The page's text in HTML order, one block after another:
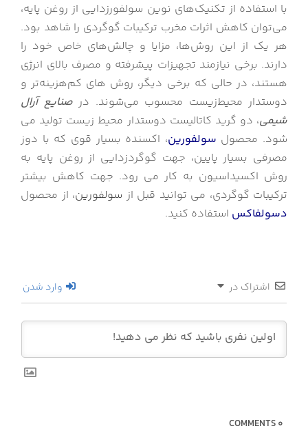
با استفاده از تکنیک‌های نوین سولفورزدایی از روغن پایه،
می‌توان کاهش اثرات مخرب ترکیبات گوگردی را شاهد بود.
هر یک از این روش‌ها، مزایا و چالش‌های خاص خود را
دارند. برخی نیازمند تجهیزات پیشرفته و مصرف بالای انرژی
هستند، در حالی که برخی دیگر، روش های کم‌هزینه‌تر و
دوستدار محیط‌زیست محسوب می‌شوند. درصنایع آرال
شیمی، دو گرید کاتالیست دوستدار محیط زیست تولید می
شود. محصول سولفورین، اکسنده بسیار قوی که با دوز
مصرفی بسیار پایین، جهت گوگردزدایی از روغن پایه به
روش اکسیداسیون به کار می رود. جهت کاهش بیشتر
ترکیبات گوگردی، می توانید قبل از سولفورین، از محصول
دسولفاکس استفاده کنید.
اشتراک در وارد شدن
0